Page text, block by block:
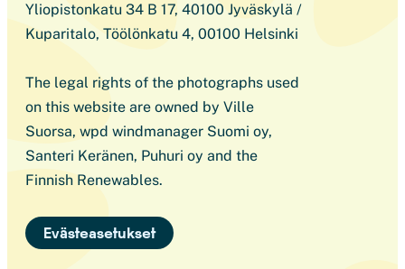
Yliopistonkatu 34 B 17, 40100 Jyväskylä /
Kuparitalo, Töölönkatu 4, 00100 Helsinki
The legal rights of the photographs used
on this website are owned by Ville
Suorsa, wpd windmanager Suomi oy,
Santeri Keränen, Puhuri oy and the
Finnish Renewables.
Evästeasetukset